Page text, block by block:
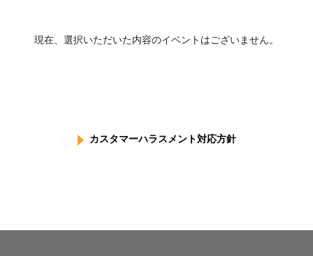
現在、選択いただいた内容のイベントはございません。
カスタマーハラスメント対応方針